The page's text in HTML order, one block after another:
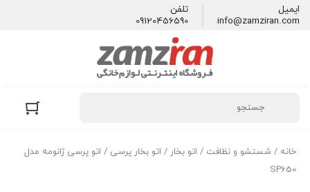
ایمیل
info@zamziran.com
تلفن
09120456590
خانه / شستشو و نظافت / اتو بخار / اتو بخار پرسی / اتو پرسی ژانومه مدل
SP650